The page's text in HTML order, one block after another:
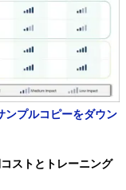
ンプルコピーをダウン
ストとトレーニング